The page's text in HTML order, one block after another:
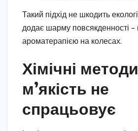
Такий підхід не шкодить
додає шарму повсякденності –
ароматерапією на колесах.
Хімічні
м’якість не
спрацьовує